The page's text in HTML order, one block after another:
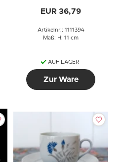
EUR 36,79
Artikelnr.: 1111394
Maß: H: 11 cm
AUF LAGER
Zur Ware